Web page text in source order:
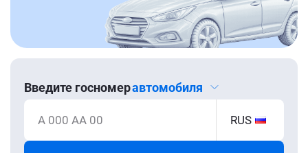
Введите госномеравтомобиля
А 000 АА 00 RUS